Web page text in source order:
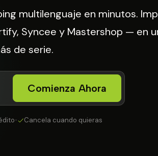
multilenguaje en minutos.
Syncee y Mastershop — en
de serie.
Comienza Ahora
• Cancela cuando quieras